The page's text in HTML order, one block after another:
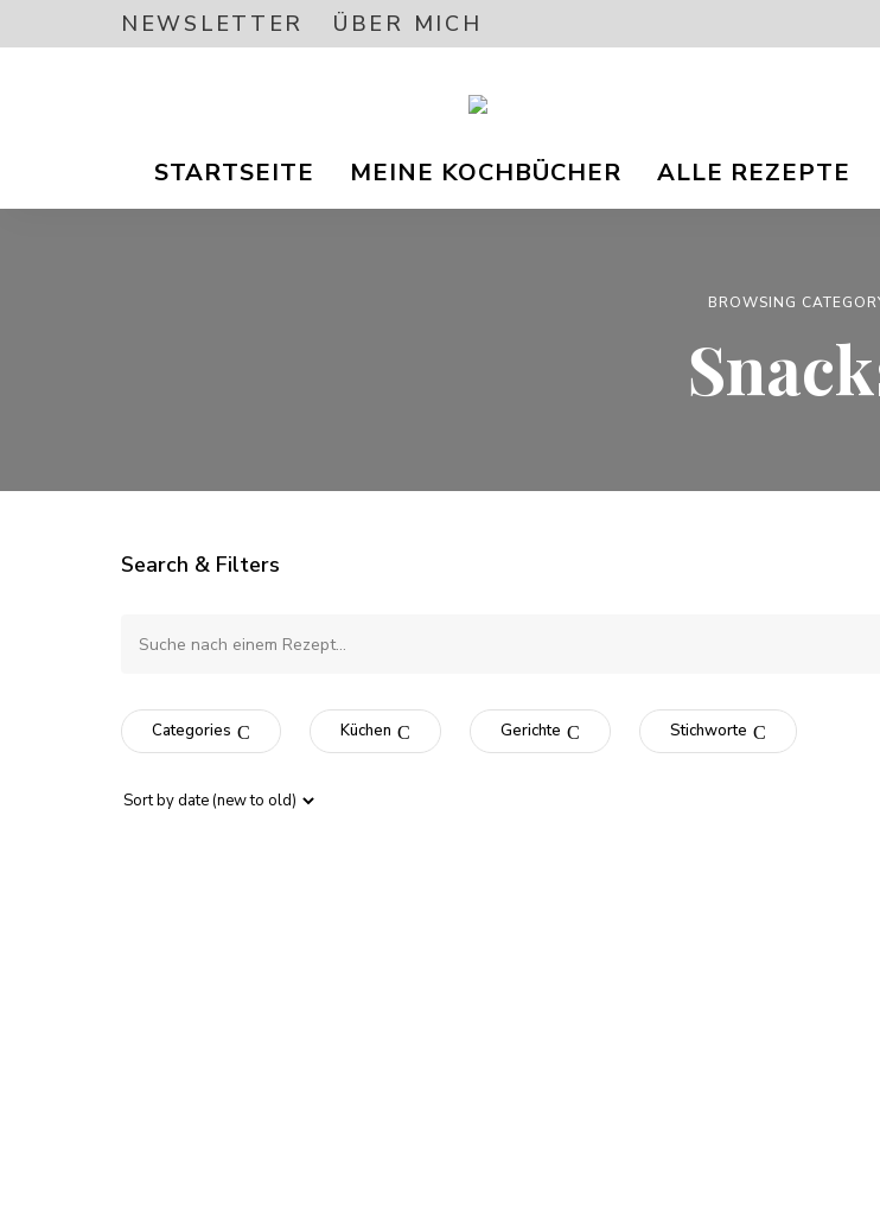
NEWSLETTER ÜBER MICH
Anna
/
Veganer
Foodblog
STARTSEITE MEINE KOCHBÜCHER ALLE REZEPTE
BROWSING
Search & Filters
Categories Küchen Gerichte Stichworte